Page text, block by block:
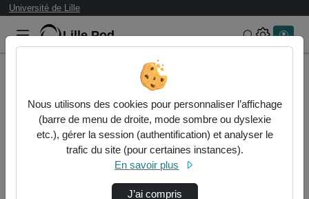
Université de Lille
Lille.Pod Rechercher
7 vidéos trouvées
Vidéo Statistiques de vues
Nous utilisons des cookies pour personnaliser l’affichage
(barre de menu de droite, mode sombre ou dyslexie
etc.), gérer la session (authentification) et analyser le
trafic du site (pour certaines instances).
En savoir plus
J’ai compris